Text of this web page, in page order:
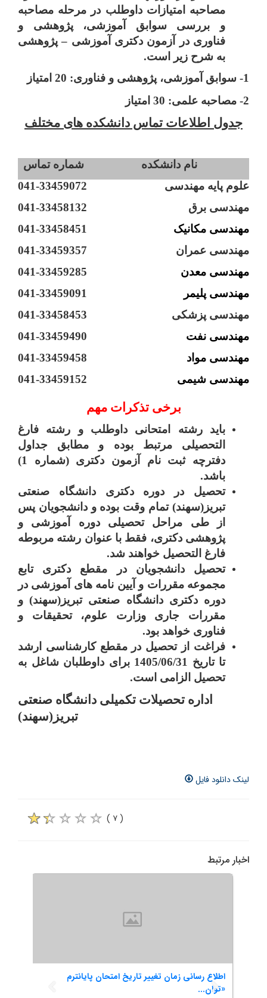
مصاحبه امتیازات داوطلب در مرحله مصاحبه
و بررسی سوابق آموزشی، پژوهشی و
فناوری در آزمون دکتری آموزشی –پژوهشی
به شرح زیر است.
1- سوابق آموزشی، پژوهشی و فناوری: 20 امتیاز
2- مصاحبه علمی: 30 امتیاز
جدول اطلاعات تماس دانشکده های مختلف
نام دانشکده
شماره تماس
علوم پایه مهندسی
041-33459072
مهندسی برق
041-33458132
مهندسی مکانیک
041-33458451
مهندسی عمران
041-33459357
مهندسی معدن
041-33459285
مهندسی پلیمر
041-33459091
مهندسی پزشکی
041-33458453
مهندسی نفت
041-33459490
مهندسی مواد
041-33459458
مهندسی شیمی
041-33459152
برخی تذکرات مهم
باید رشته امتحانی داوطلب و رشته فارغ
التحصیلی مرتبط بوده و مطابق جداول
دفترچه ثبت نام آزمون دکتری (شماره 1)
باشد.
تحصیل در دوره دکتری دانشگاه صنعتی
تبریز(سهند) تمام وقت بوده و دانشجویان پس
از طی مراحل تحصیلی دوره آموزشی و
پژوهشی دکتری، فقط با عنوان رشته مربوطه
فارغ التحصیل خواهند شد.
تحصیل دانشجویان در مقطع دکتری تابع
مجموعه مقررات و آیین نامه های آموزشی در
دوره دکتری دانشگاه صنعتی تبریز(سهند) و
مقررات جاری وزارت علوم، تحقیقات و
فناوری خواهد بود.
فراغت از تحصیل در مقطع کارشناسی ارشد
تا تاریخ 1405/06/31 برای داوطلبان شاغل به
تحصیل الزامی است.
اداره تحصیلات تکمیلی دانشگاه صنعتی
تبریز(سهند)
لینک دانلود فایل
( ۷ )
اخبار مرتبط
اطلاع رسانی زمان تغییر تاریخ امتحان پایانترم
«توان...